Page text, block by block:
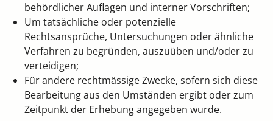
behördlicher Auflagen und interner Vorschriften;
Um tatsächliche oder potenzielle
Rechtsansprüche, Untersuchungen oder ähnliche
Verfahren zu begründen, auszuüben und/oder zu
verteidigen;
Für andere rechtmässige Zwecke, sofern sich diese
Bearbeitung aus den Umständen ergibt oder zum
Zeitpunkt der Erhebung angegeben wurde.